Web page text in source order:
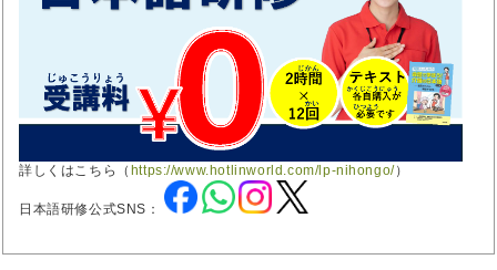
詳しくはこちら（ https://www.hotlinworld.com/lp-nihongo/）
日本語研修公式SNS：